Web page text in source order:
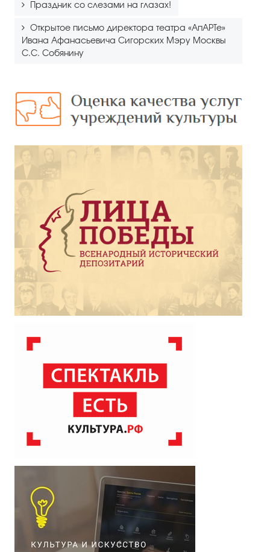
Праздник со слезами на глазах!
Открытое письмо директора театра «АпАРТе»
Ивана Афанасьевича Сигорских Мэру Москвы
С.С. Собянину